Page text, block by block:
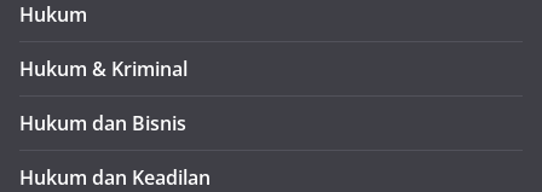
Hukum
Hukum & Kriminal
Hukum dan Bisnis
Hukum dan Keadilan